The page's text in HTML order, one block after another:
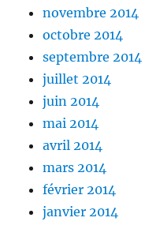
novembre 2014
octobre 2014
septembre 2014
juillet 2014
juin 2014
mai 2014
avril 2014
mars 2014
février 2014
janvier 2014